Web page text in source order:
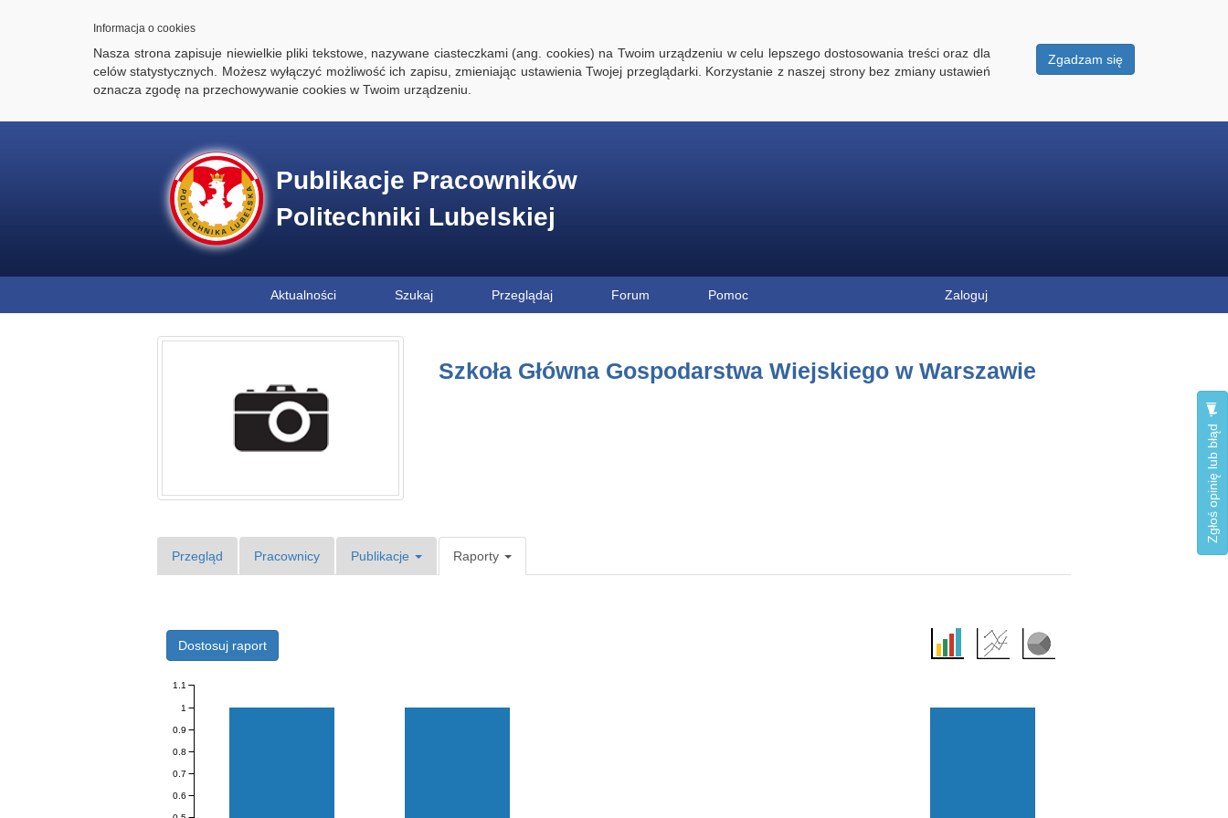
Informacja o cookies
Zgadzam się
Nasza strona zapisuje niewielkie pliki tekstowe, nazywane ciasteczkami (ang. cookies) na Twoim urządzeniu w celu lepszego dostosowania treści oraz dla
celów statystycznych. Możesz wyłączyć możliwość ich zapisu, zmieniając ustawienia Twojej przeglądarki. Korzystanie z naszej strony bez zmiany ustawień
oznacza zgodę na przechowywanie cookies w Twoim urządzeniu.
Publikacje Pracowników
Politechniki Lubelskiej
Aktualności Szukaj Przeglądaj Forum Pomoc Zaloguj
Zgłoś opinię lub błąd
Szkoła Główna Gospodarstwa Wiejskiego w Warszawie
Przegląd Pracownicy Publikacje Raporty
Dostosuj raport
0.6
0.7
0.8
0.9
1
1.1